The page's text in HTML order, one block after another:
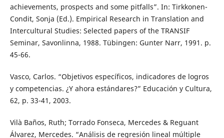
achievements, prospects and some pitfalls”. In: Tirkkonen-
Condit, Sonja (Ed.). Empirical Research in Translation and
Intercultural Studies: Selected papers of the TRANSIF
Seminar, Savonlinna, 1988. Tübingen: Gunter Narr, 1991. p.
45-66.
Vasco, Carlos. “Objetivos específicos, indicadores de logros
y competencias. ¿Y ahora estándares?” Educación y Cultura,
62, p. 33-41, 2003.
Vilà Baños, Ruth; Torrado Fonseca, Mercedes & Reguant
Álvarez, Mercedes. “Análisis de regresión lineal múltiple